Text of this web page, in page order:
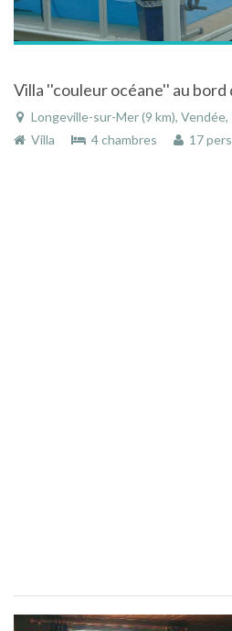
Longeville-sur-Mer (9 km), Vendée,
Villa
4 chambres 17